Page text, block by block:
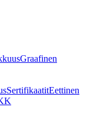
Graafinen
SertifikaatitEettinen